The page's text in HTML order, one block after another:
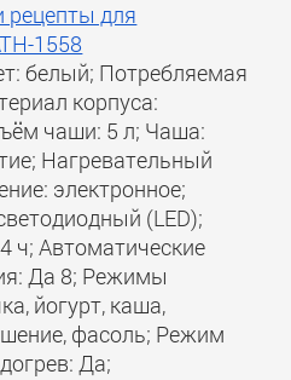
рецепты для
1558
белый; Потребляемая
корпуса:
чаши: 5 л; Чаша:
Нагревательный
электронное;
(LED);
ч; Автоматические
Да 8; Режимы
йогурт, каша,
фасоль; Режим
Да;